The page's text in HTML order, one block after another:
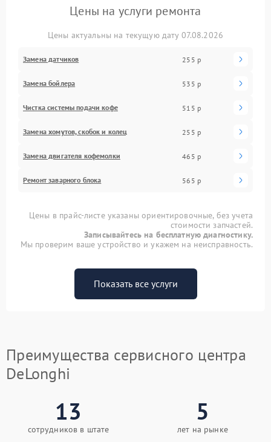
Цены на услуги ремонта
Цены актуальны на текущую дату 07.08.2026
Замена датчиков 255 р
Замена бойлера 535 р
Чистка системы подачи кофе 515 р
Замена хомутов, скобок и колец 255 р
Замена двигателя кофемолки 465 р
Ремонт заварного блока 565 р
Цены в прайс-листе указаны ориентировочные, без учета
стоимости запчастей.
Записывайтесь на бесплатную диагностику.
Мы проверим ваше устройство и укажем на неисправность.
Показать все услуги
Преимущества сервисного центра
DeLonghi
13
сотрудников в штате
5
лет на рынке